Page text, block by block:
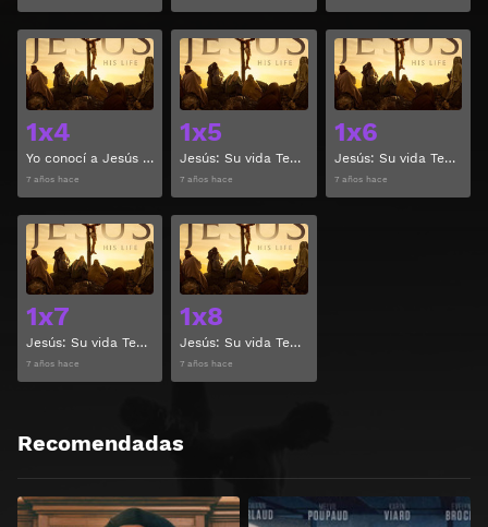
1x4
Yo conocí a Jesús Temporada 1 Capitulo 4
7 años hace
Ver
1x5
Jesús: Su vida Temporada 1 Capitulo 5
7 años hace
Ver
1x6
Jesús: Su vida Temporada 1 Capitulo 6
7 años hace
1x7
Jesús: Su vida Temporada 1 Capitulo 7
7 años hace
Ver
1x8
Jesús: Su vida Temporada 1 Capitulo 8
7 años hace
Recomendadas